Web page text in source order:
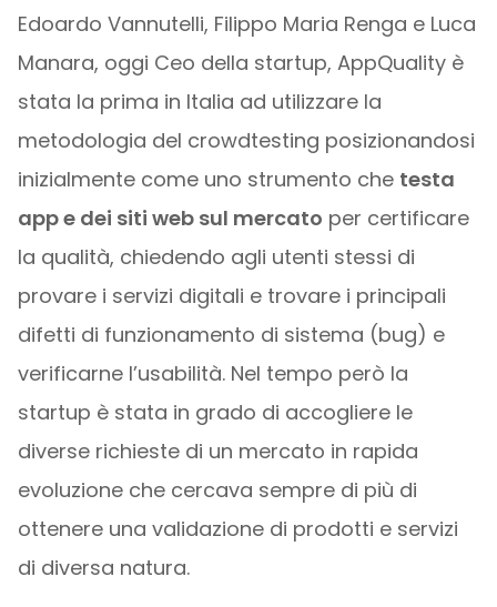
Edoardo Vannutelli, Filippo Maria Renga e Luca
Manara, oggi Ceo della startup, AppQuality è
stata la prima in Italia ad utilizzare la
metodologia del crowdtesting posizionandosi
inizialmente come uno strumento che testa
app e dei siti web sul mercato per certificare
la qualità, chiedendo agli utenti stessi di
provare i servizi digitali e trovare i principali
difetti di funzionamento di sistema (bug) e
verificarne l’usabilità. Nel tempo però la
startup è stata in grado di accogliere le
diverse richieste di un mercato in rapida
evoluzione che cercava sempre di più di
ottenere una validazione di prodotti e servizi
di diversa natura.